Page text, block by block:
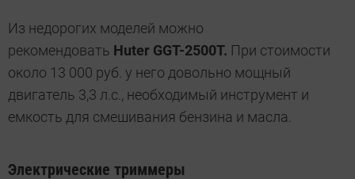
Из недорогих моделей можно
рекомендовать Huter GGT-2500T. При стоимости
около 13 000 руб. у него довольно мощный
двигатель 3,3 л.с., необходимый инструмент и
емкость для смешивания бензина и масла.
Электрические триммеры